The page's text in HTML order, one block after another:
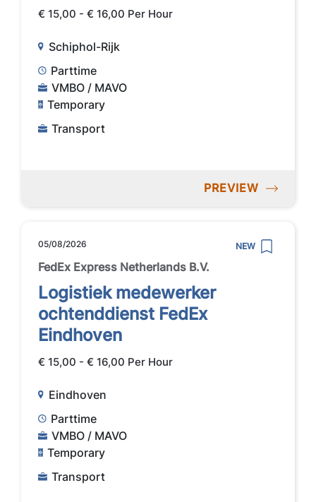
€ 15,00 - € 16,00 Per Hour
Schiphol-Rijk
Parttime
VMBO / MAVO
Temporary
Transport
PREVIEW
05/08/2026 NEW
FedEx Express Netherlands B.V.
Logistiek medewerker
ochtenddienst FedEx
Eindhoven
€ 15,00 - € 16,00 Per Hour
Eindhoven
Parttime
VMBO / MAVO
Temporary
Transport